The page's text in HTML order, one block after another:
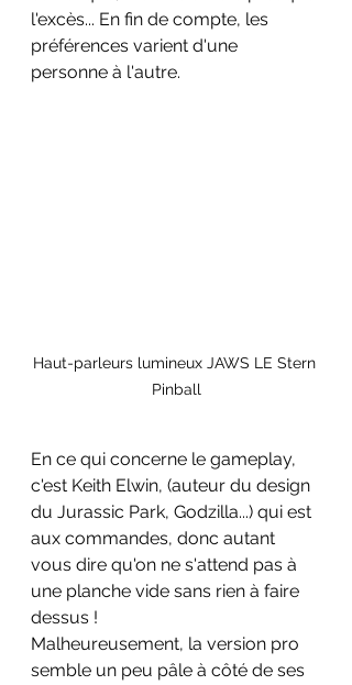
l'excès... En fin de compte, les
préférences varient d'une
personne à l'autre.
Haut-parleurs lumineux JAWS LE Stern
Pinball
En ce qui concerne le gameplay,
c'est Keith Elwin, (auteur du design
du Jurassic Park, Godzilla...) qui est
aux commandes, donc autant
vous dire qu'on ne s'attend pas à
une planche vide sans rien à faire
dessus !
Malheureusement, la version pro
semble un peu pâle à côté de ses